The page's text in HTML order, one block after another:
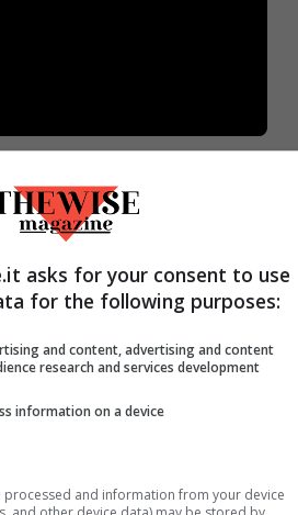
una scarsa
gli individui che
spesso lodati per i
presi come esempio
i suoi avversari. Per
agli esempi
Shaquille O’Neal,
e Dennis Rodman.
asks for your consent to use
for the following purposes:
and content, advertising and content
research and services development
information on a device
and information from your device